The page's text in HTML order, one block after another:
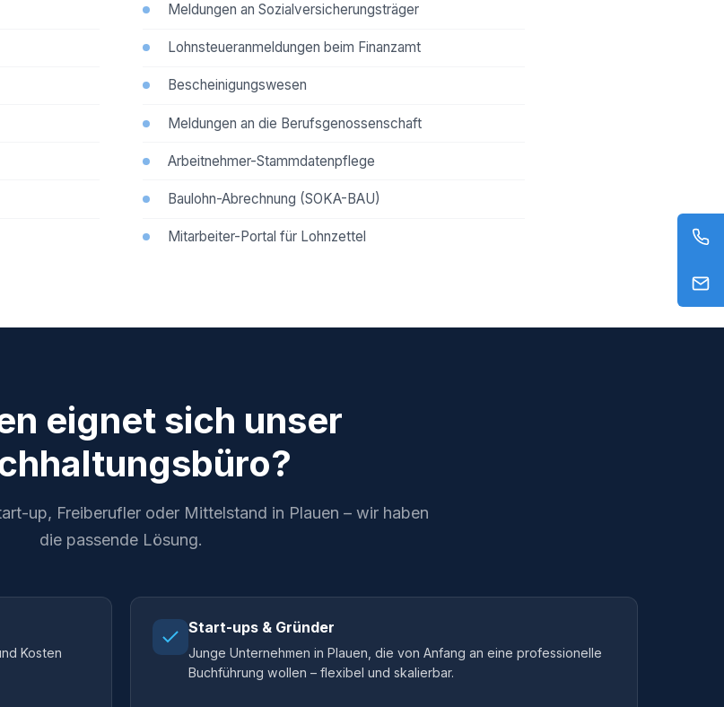
Meldungen an Sozialversicherungsträger
Lohnsteueranmeldungen beim Finanzamt
Bescheinigungswesen
Meldungen an die Berufsgenossenschaft
Arbeitnehmer-Stammdatenpflege
Baulohn-Abrechnung (SOKA-BAU)
Mitarbeiter-Portal für Lohnzettel
eignet sich unser
up, Freiberufler oder Mittelstand in Plauen – wir haben
die passende Lösung.
Kosten
Start-ups & Gründer
Junge Unternehmen in Plauen, die von Anfang an eine professionelle
Buchführung wollen – flexibel und skalierbar.